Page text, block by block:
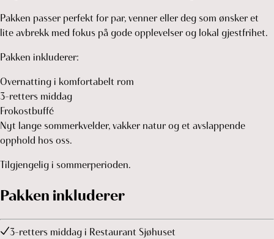
Pakken passer perfekt for par, venner eller deg som ønsker et
lite avbrekk med fokus på gode opplevelser og lokal gjestfrihet.
Pakken inkluderer:
Overnatting i komfortabelt rom
3-retters middag
Frokostbuffé
Nyt lange sommerkvelder, vakker natur og et avslappende
opphold hos oss.
Tilgjengelig i sommerperioden.
Pakken inkluderer
3-retters middag i Restaurant Sjøhuset